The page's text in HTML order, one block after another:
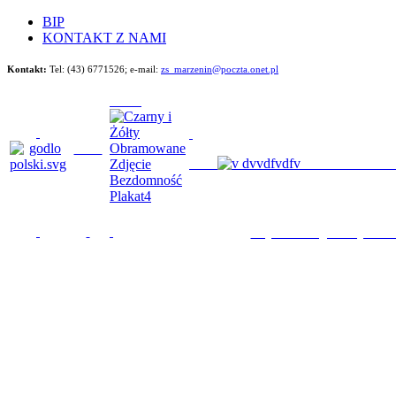
BIP
KONTAKT Z NAMI
Kontakt: Tel: (43) 6771526; e-mail: zs_marzenin@poczta.onet.pl